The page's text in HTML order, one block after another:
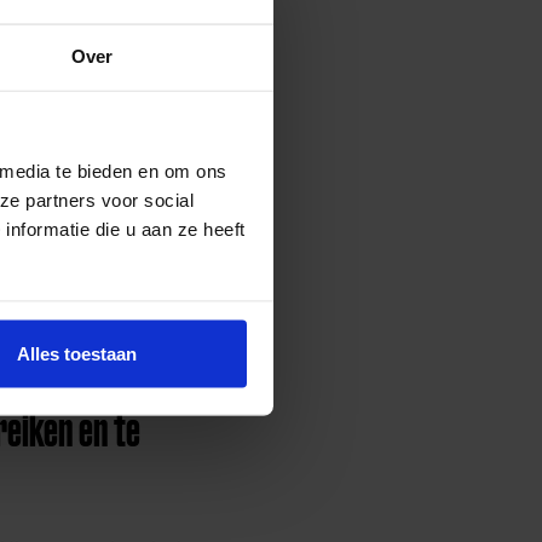
Over
te bieden en om ons
partners voor social
die u aan ze heeft
Alles toestaan
cofinanciering om
aan het
intermediairs, al
Röseler -, het
en te